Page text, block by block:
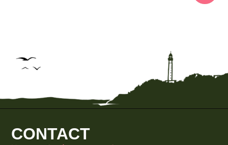
CONTACT